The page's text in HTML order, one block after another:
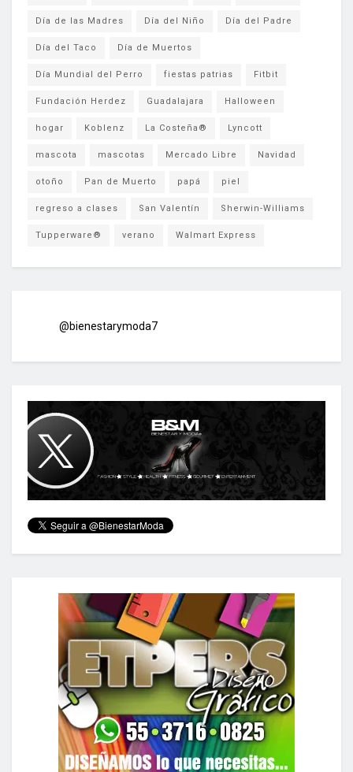
Día de las Madres Día del Niño Día del Padre
Día del Taco Día de Muertos
Día Mundial del Perro fiestas patrias Fitbit
Fundación Herdez Guadalajara Halloween
hogar Koblenz La Costeña® Lyncott
mascota mascotas Mercado Libre Navidad
otoño Pan de Muerto papá piel
regreso a clases San Valentín Sherwin-Williams
Tupperware® verano Walmart Express
@bienestarymoda7